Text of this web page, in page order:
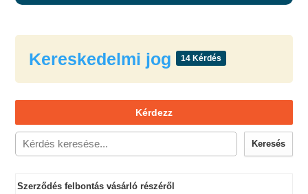
Kereskedelmi jog 14 Kérdés
Kérdezz
Keresés
Szerződés felbontás vásárló részéről